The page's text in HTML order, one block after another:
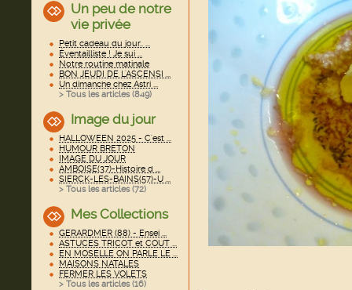
Un peu de notre
vie privée
Petit cadeau du jour.. ...
Éventailliste ! Je sui ...
Notre routine matinale
BON JEUDI DE L'ASCENSI ...
Un dimanche chez Astri ...
> Tous les articles (849)
Image du jour
HALLOWEEN 2025 - C'est ...
HUMOUR BRETON
IMAGE DU JOUR
AMBOISE(37)-Histoire d ...
SIERCK-LES-BAINS(57)-U ...
> Tous les articles (72)
Mes Collections
GERARDMER (88) - Ensei ...
ASTUCES TRICOT et COUT ...
EN MOSELLE ON PARLE LE ...
MAISONS NATALES
FERMER LES VOLETS
> Tous les articles (16)